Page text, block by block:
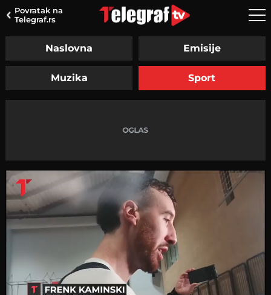
Povratak na
Telegraf.rs
Naslovna Emisije
Muzika Sport